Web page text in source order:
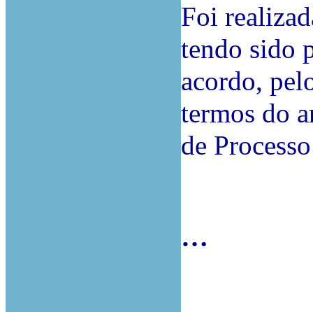
Foi
tendo sido
acordo,
termos do
de
…